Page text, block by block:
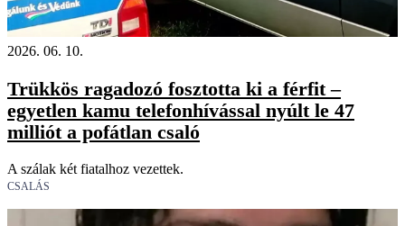
2026. 06. 10.
Trükkös ragadozó fosztotta ki a férfit –
egyetlen kamu telefonhívással nyúlt le 47
milliót a pofátlan csaló
A szálak két fiatalhoz vezettek.
CSALÁS